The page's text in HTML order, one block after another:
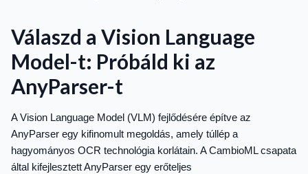
Válaszd a Vision Language
Model-t: Próbáld ki az
AnyParser-t
A Vision Language Model (VLM) fejlődésére építve az
AnyParser egy kifinomult megoldás, amely túllép a
hagyományos OCR technológia korlátain. A CambioML csapata
által kifejlesztett AnyParser egy erőteljes